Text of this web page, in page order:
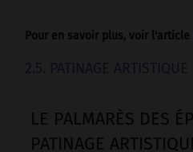
Pour en savoir plus, voir l'article
LE PALMARÈS DES
PATINAGE